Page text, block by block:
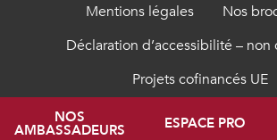
Mentions légales
Nos
Déclaration d’accessibilité – non
Projets cofinancés UE
NOS
AMBASSADEURS ESPACE PRO